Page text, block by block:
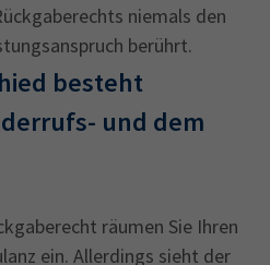
niemals den
berührt.
besteht
und dem
räumen Sie Ihren
ein. Allerdings sieht der